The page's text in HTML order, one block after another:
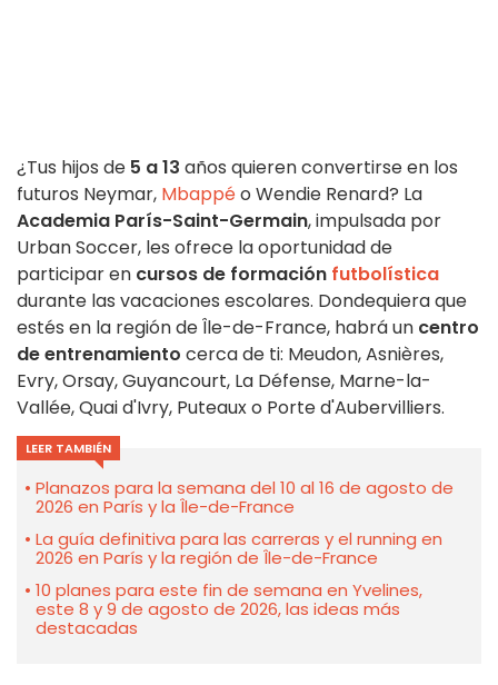
¿Tus hijos de 5 a 13 años quieren convertirse en los
futuros Neymar, Mbappéo Wendie Renard? La
Academia París-Saint-Germain, impulsada por
Urban Soccer, les ofrece la oportunidad de
participar en cursos de formación futbolística
durante las vacaciones escolares. Dondequiera que
estés en la región de Île-de-France, habrá un centro
de entrenamiento cerca de ti: Meudon, Asnières,
Evry, Orsay, Guyancourt, La Défense, Marne-la-
Vallée, Quai d'Ivry, Puteaux o Porte d'Aubervilliers.
LEER TAMBIÉN
Planazos para la semana del 10 al 16 de agosto de
2026 en París y la Île-de-France
La guía definitiva para las carreras y el running en
2026 en París y la región de Île-de-France
10 planes para este fin de semana en Yvelines,
este 8 y 9 de agosto de 2026, las ideas más
destacadas